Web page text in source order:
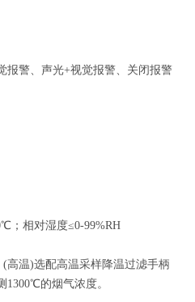
警、声光+视觉报警、关闭报警
相对湿度≤0-99%RH
温)选配高温采样降温过滤手柄
1300℃的烟气浓度。